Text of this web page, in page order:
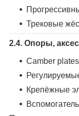
Трековые
2.4. Опоры,
Camber plates
Крепёжные